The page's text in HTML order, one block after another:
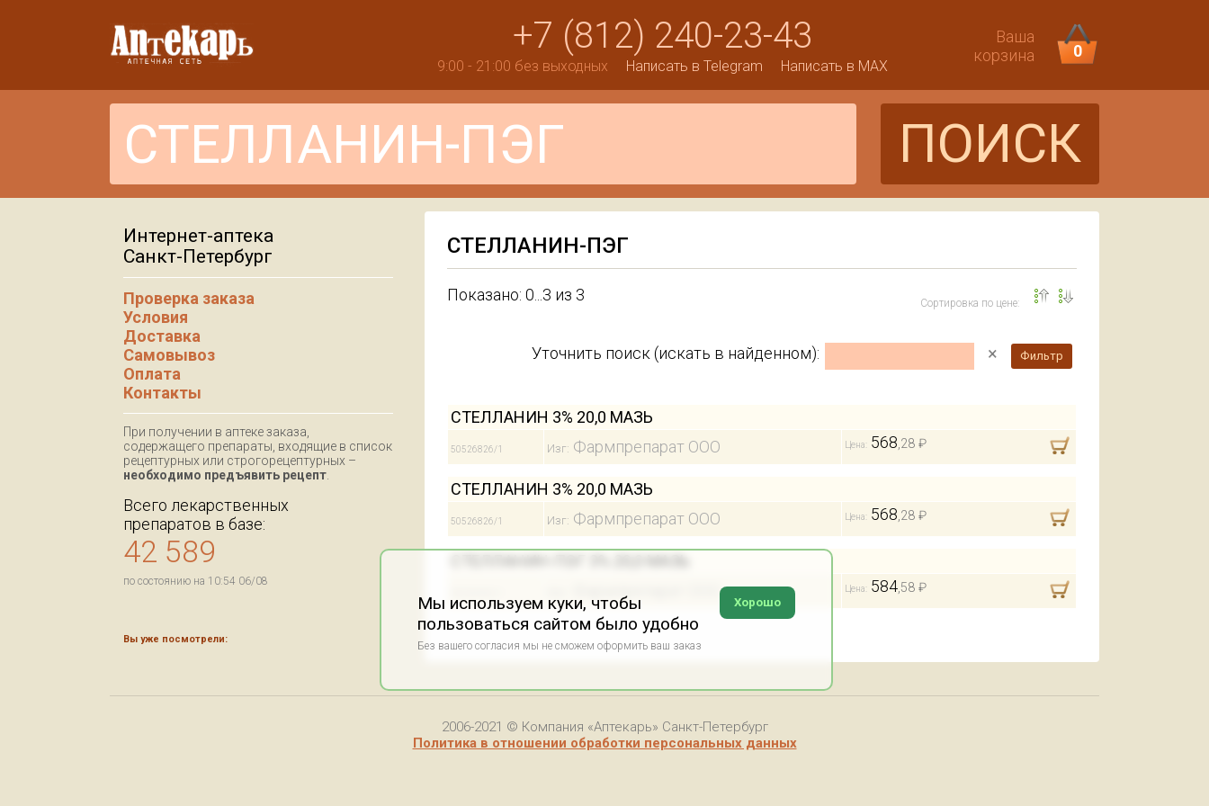
+7 (812) 240-23-43
9:00 - 21:00 без выходных Написать в Telegram Написать в MAX
Ваша
корзина
0
ПОИСК
Интернет-аптека
Санкт-Петербург
Проверка заказа
Условия
Доставка
Самовывоз
Оплата
Контакты
При получении в аптеке заказа,
содержащего препараты, входящие в список
рецептурных или строгорецептурных –
необходимо предъявить рецепт
Всего лекарственных
препаратов в базе:
42 589
по состоянию на 10:54 06/08
Вы уже посмотрели:
СТЕЛЛАНИН-ПЭГ
Сортировка по цене:
Показано: 0...3 из 3
× Фильтр
Уточнить поиск (искать в найденном):
СТЕЛЛАНИН 3% 20,0 МАЗЬ
50526826/1 Изг: Фармпрепарат ООО Цена: 568,28 ₽
СТЕЛЛАНИН 3% 20,0 МАЗЬ
50526826/1 Изг: Фармпрепарат ООО Цена: 568,28 ₽
Фармпрепарат ООО Цена: 584,58 ₽
2006-2021 © Компания «Аптекарь» Санкт-Петербург
Политика в отношении обработки персональных данных
Хорошо
Мы используем куки, чтобы
пользоваться сайтом было удобно
Без вашего согласия мы не сможем оформить ваш заказ